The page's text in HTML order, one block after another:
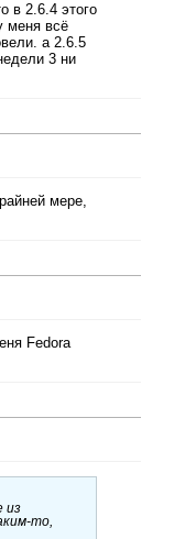
в 2.6.4 этого
меня всё
а 2.6.5
3 ни
мере,
Fedora
из
то,